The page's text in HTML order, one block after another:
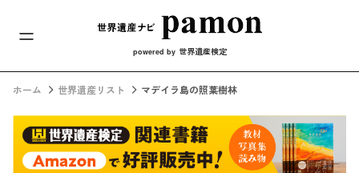
メインナビ
powered by 世界遺産検定
ホーム 世界遺産リスト マデイラ島の照葉樹林